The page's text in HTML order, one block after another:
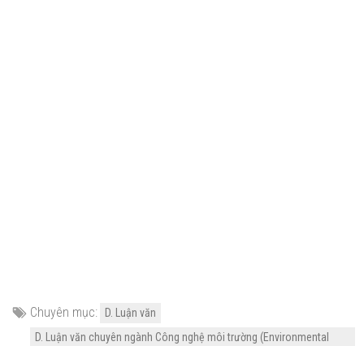
Chuyên mục:
D. Luận văn
D. Luận văn chuyên ngành Công nghệ môi trường (Environmental